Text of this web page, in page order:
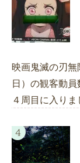
映画鬼滅の刃
日）の観客動
４周目に入り